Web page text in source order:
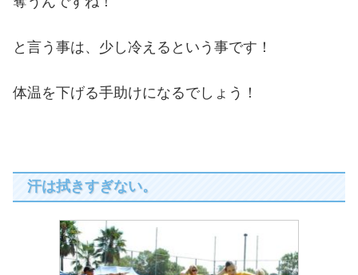
と言う事は、少し冷えるという事です！
体温を下げる手助けになるでしょう！
汗は拭きすぎない。